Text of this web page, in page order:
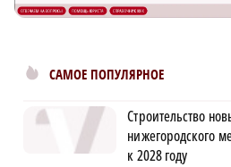
САМОЕ ПОПУЛЯРНОЕ
Строительство
нижегородского
к 2028 году